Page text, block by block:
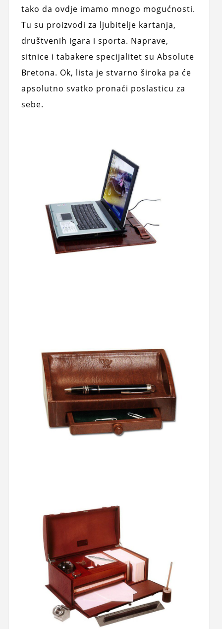
tako da ovdje imamo mnogo mogućnosti.
Tu su proizvodi za ljubitelje kartanja,
društvenih igara i sporta. Naprave,
sitnice i tabakere specijalitet su Absolute
Bretona. Ok, lista je stvarno široka pa će
apsolutno svatko pronaći poslasticu za
sebe.